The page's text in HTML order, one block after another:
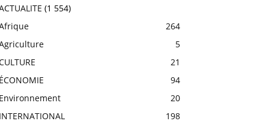
(1 554)
264
5
21
ÉCONOMIE
94
Environnement
20
INTERNATIONAL
198